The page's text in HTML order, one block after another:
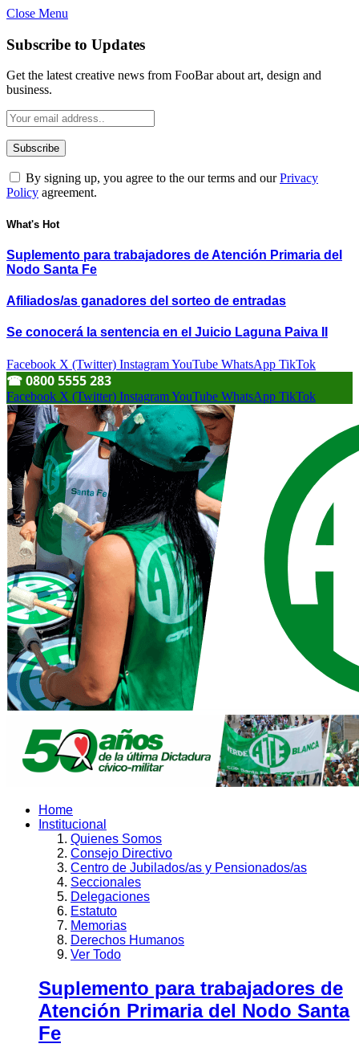
Close Menu
Subscribe to Updates
Get the latest creative news from FooBar about art, design and
business.
By signing up, you agree to the our terms and ourPrivacy
Policy agreement.
What's Hot
Suplemento para trabajadores de Atención Primaria del
Nodo Santa Fe
Afiliados/as ganadores del sorteo de entradas
Se conocerá la sentencia en el Juicio Laguna Paiva II
Facebook X (Twitter) InstagramYouTube WhatsApp TikTok
☎︎ 0800 5555 283
Facebook X (Twitter) InstagramYouTube WhatsApp TikTok
Home
Institucional
Quienes Somos
Consejo Directivo
Centro de Jubilados/as y Pensionados/as
Seccionales
Delegaciones
Estatuto
Memorias
Derechos Humanos
Ver Todo
Suplemento para trabajadores de
Atención Primaria del Nodo Santa
Fe